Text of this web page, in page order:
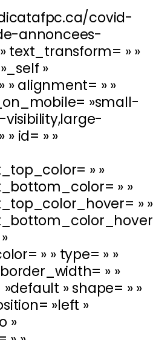
covid-
annoncees-
text_transform= » »
»
alignment= » »
»small-
» id= » »
» »
» »
» »
» » type= » »
» »
» shape= » »
»left »
»